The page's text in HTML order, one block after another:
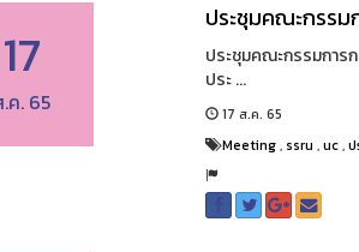
17
ค. 65
ประชุมคณะกรรม
ประชุมคณะกรรมการ
ประ ...
17 ส.ค. 65
Meeting, ssru ,uc,ป